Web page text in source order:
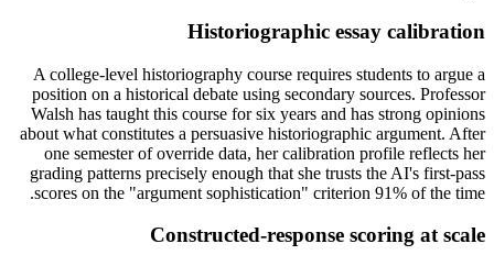
Historiographic essay calibration
A college-level historiography course requires students to argue a
position on a historical debate using secondary sources. Professor
Walsh has taught this course for six years and has strong opinions
about what constitutes a persuasive historiographic argument. After
one semester of override data, her calibration profile reflects her
grading patterns precisely enough that she trusts the AI's first-pass
scores on the "argument sophistication" criterion 91% of the time.
Constructed-response scoring at scale